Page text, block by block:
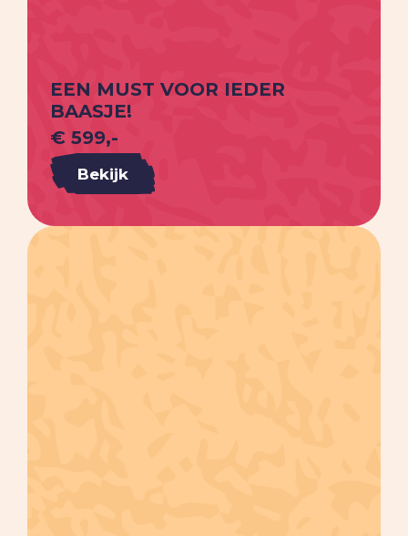
EEN MUST VOOR IEDER
BAASJE!
€ 599,-
Bekijk